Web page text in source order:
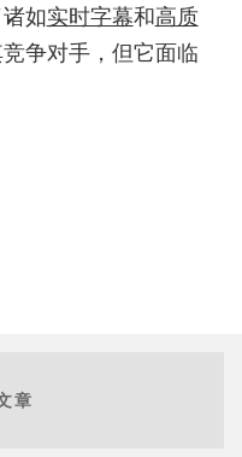
如实时字幕和高质
争对手，但它面临
章